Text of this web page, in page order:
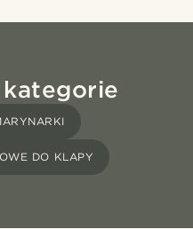
kategorie
DO KLAPY